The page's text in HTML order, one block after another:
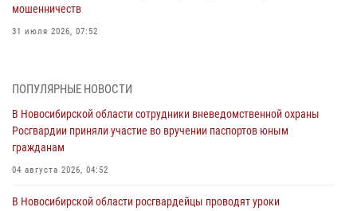
мошенничеств
31 июля 2026, 07:52
При силовой поддержке бойцов ОМОН и СОБР Росгвардии
пресечена деятельность группы лиц, причастных к мошенничеству
в сфере страхования
ПОПУЛЯРНЫЕ НОВОСТИ
В Новосибирской области сотрудники вневедомственной охраны
Росгвардии приняли участие во вручении паспортов юным
гражданам
04 августа 2026, 04:52
В Новосибирской области росгвардейцы проводят уроки